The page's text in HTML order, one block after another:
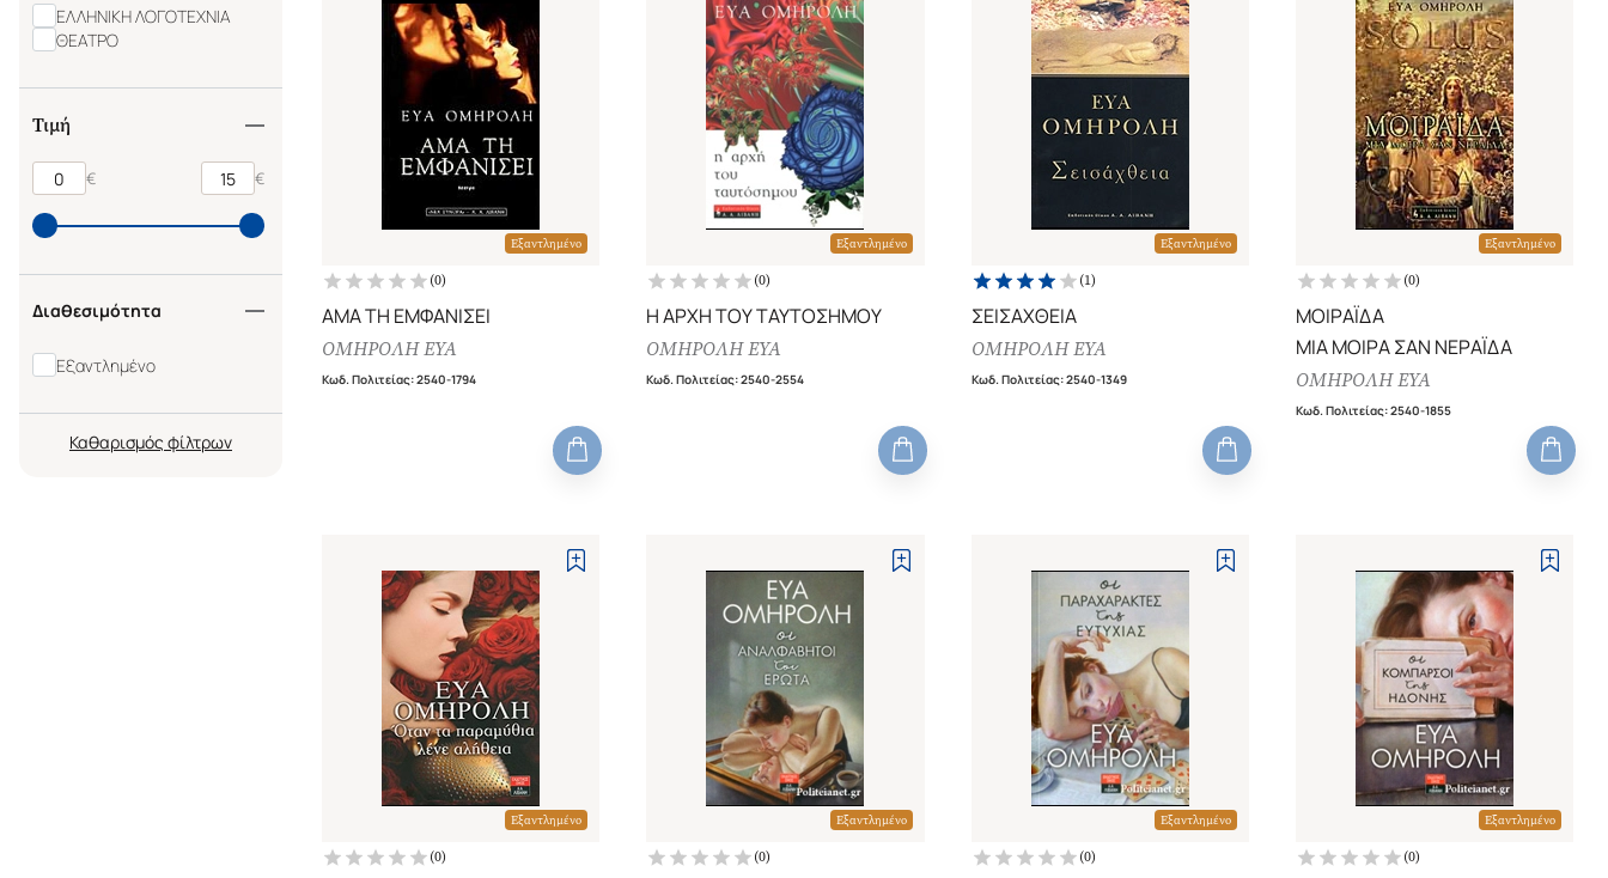
ΕΛΛΗΝΙΚΗ ΛΟΓΟΤΕΧΝΙΑ
ΘΕΑΤΡΟ
Τιμή
€ €
Διαθεσιμότητα
Εξαντλημένο
Καθαρισμός
Εξαντλημένο
(0)
ΑΜΑ ΤΗ ΕΜΦΑΝΙΣΕΙ
ΟΜΗΡΟΛΗ ΕΥΑ
Κωδ. Πολιτείας:2540-1794
Εξαντλημένο
(0)
Η ΑΡΧΗ ΤΟΥ ΤΑΥΤΟΣΗΜΟΥ
ΟΜΗΡΟΛΗ ΕΥΑ
Κωδ. Πολιτείας:2540-2554
Εξαντλημένο
(1)
ΣΕΙΣΑΧΘΕΙΑ
ΟΜΗΡΟΛΗ ΕΥΑ
Κωδ. Πολιτείας:2540-1349
Εξαντλημένο
(0)
ΜΟΙΡΑΪΔΑ
ΜΙΑ ΜΟΙΡΑ ΣΑΝ ΝΕΡΑΪΔΑ
ΟΜΗΡΟΛΗ ΕΥΑ
Κωδ. Πολιτείας:2540-1855
Εξαντλημένο
(0)
Εξαντλημένο
(0)
Εξαντλημένο
(0)
Εξαντλημένο
(0)